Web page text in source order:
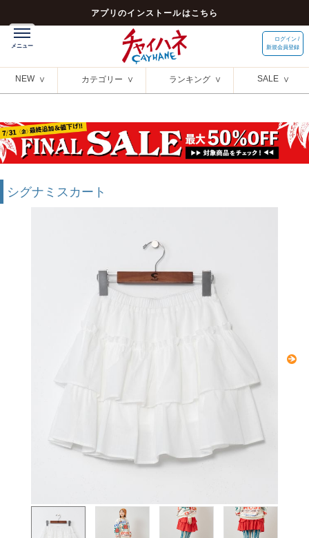
アプリのインストールはこちら
ログイン /
新規会員登録
NEW カテゴリー ランキング SALE
シグナミスカート